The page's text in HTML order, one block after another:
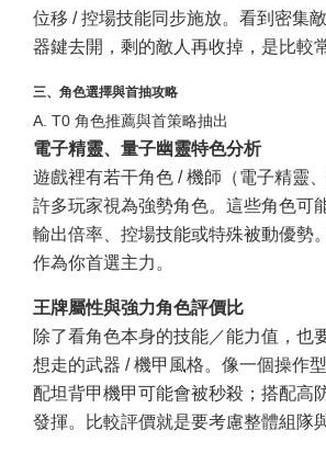
位移 / 控場技能同步施放。看到密集
器鍵去開，剩的敵人再收掉，是比較
三、角色選擇與首抽攻略
A. T0 角色推薦與首策略抽出
電子精靈、量子幽靈特色分析
遊戲裡有若干角色 / 機師（電子精靈
許多玩家視為強勢角色。這些角色可
輸出倍率、控場技能或特殊被動優勢
作為你首選主力。
王牌屬性與強力角色評價比
除了看角色本身的技能／能力值，也
想走的武器 / 機甲風格。像一個操作
配坦背甲機甲可能會被秒殺；搭配高
發揮。比較評價就是要考慮整體組隊